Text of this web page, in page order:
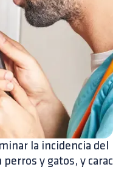
la incidencia del
y gatos, y carac